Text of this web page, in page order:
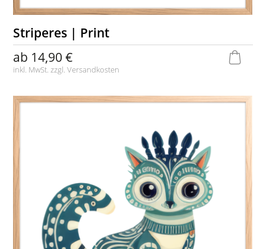
Striperes | Print
ab 14,90 €
inkl. MwSt. zzgl.Versandkosten